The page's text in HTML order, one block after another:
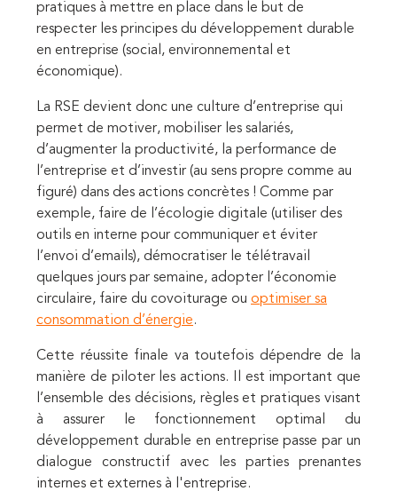
pratiques à mettre en place dans le but de
respecter les principes du développement durable
en entreprise (social, environnemental et
économique).
La RSE devient donc une culture d’entreprise qui
permet de motiver, mobiliser les salariés,
d’augmenter la productivité, la performance de
l’entreprise et d’investir (au sens propre comme au
figuré) dans des actions concrètes ! Comme par
exemple, faire de l’écologie digitale (utiliser des
outils en interne pour communiquer et éviter
l’envoi d’emails), démocratiser le télétravail
quelques jours par semaine, adopter l’économie
circulaire, faire du covoiturage ou optimiser sa
consommation d’énergie.
Cette réussite finale va toutefois dépendre de la
manière de piloter les actions. Il est important que
l’ensemble des décisions, règles et pratiques visant
à assurer le fonctionnement optimal du
développement durable en entreprise passe par un
dialogue constructif avec les parties prenantes
internes et externes à l'entreprise.